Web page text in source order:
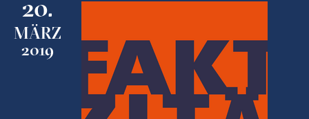
20.
MÄRZ
2019